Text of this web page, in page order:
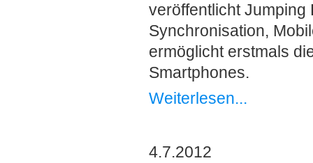
veröffentlicht Jumping
Synchronisation,
ermöglicht erstmals
Smartphones.
Weiterlesen...
4.7.2012